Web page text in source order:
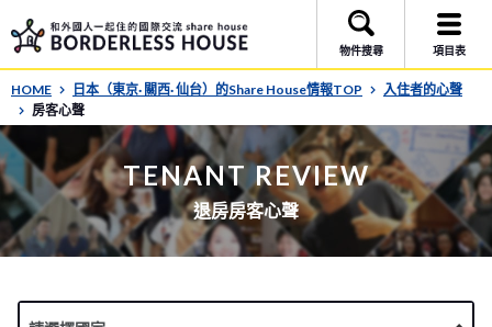
物件搜尋 項目表
HOME 日本（東京· 關西· 仙台）的Share House情報TOP
入住者的心聲
房客心聲
TENANT REVIEW
退房房客心聲